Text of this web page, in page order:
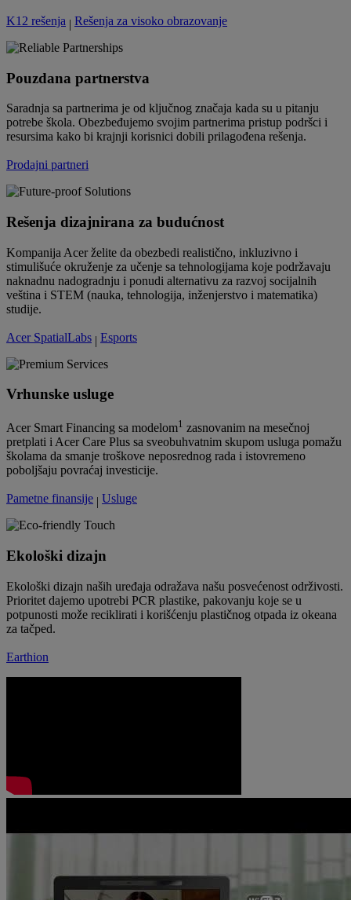
K12 rešenja | Rešenja za visoko obrazovanje
Pouzdana partnerstva
Saradnja sa partnerima je od ključnog značaja kada su u pitanju
potrebe škola. Obezbeđujemo svojim partnerima pristup podršci i
resursima kako bi krajnji korisnici dobili prilagođena rešenja.
Prodajni partneri
Rešenja dizajnirana za budućnost
Kompanija Acer želite da obezbedi realistično, inkluzivno i
stimulišuće okruženje za učenje sa tehnologijama koje podržavaju
naknadnu nadogradnju i ponudi alternativu za razvoj socijalnih
veština i STEM (nauka, tehnologija, inženjerstvo i matematika)
studije.
Acer SpatialLabs | Esports
Vrhunske usluge
Acer Smart Financing sa modelom1 zasnovanim na mesečnoj
pretplati i Acer Care Plus sa sveobuhvatnim skupom usluga pomažu
školama da smanje troškove neposrednog rada i istovremeno
poboljšaju povraćaj investicije.
Pametne finansije | Usluge
Ekološki dizajn
Ekološki dizajn naših uređaja odražava našu posvećenost održivosti.
Prioritet dajemo upotrebi PCR plastike, pakovanju koje se u
potpunosti može reciklirati i korišćenju plastičnog otpada iz okeana
za tačped.
Earthion